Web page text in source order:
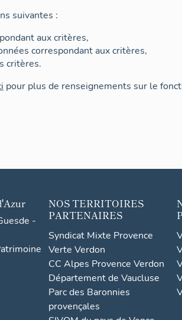
suivantes :
aux critères,
correspondant aux critères,
critères.
pour plus de renseignements sur le
-
NOS TERRITOIRES
PARTENAIRES
Syndicat Mixte Provence
Verte Verdon
CC Alpes Provence Verdon
Département de Vaucluse
Parc des Baronnies
provençales